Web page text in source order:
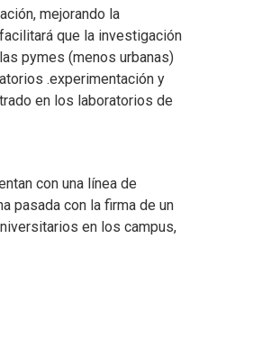
mejorando la
que la investigación
pymes (menos urbanas)
.experimentación y
en los laboratorios de
con una línea de
pasada con la firma de un
en los campus,